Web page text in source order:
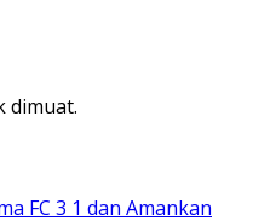
dimuat.